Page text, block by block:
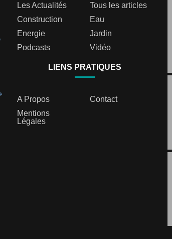
Les Actualités
Tous les articles
Construction
Eau
Energie
Jardin
Podcasts
Vidéo
LIENS PRATIQUES
A Propos
Contact
Mentions
Légales